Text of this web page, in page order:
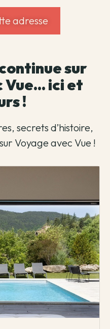
adresse
sur
ici et
!
secrets d’histoire,
Voyage avec Vue !